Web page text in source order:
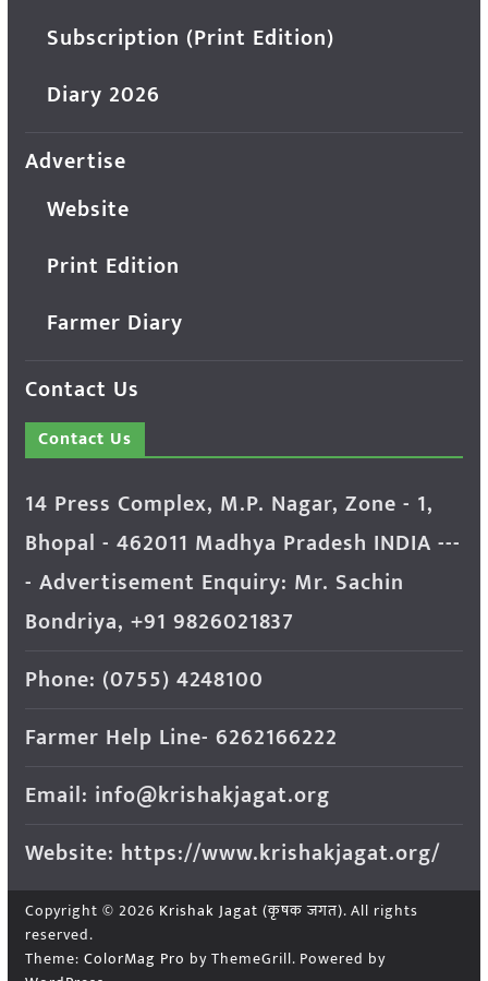
Subscription (Print Edition)
Diary 2026
Advertise
Website
Print Edition
Farmer Diary
Contact Us
Contact Us
14 Press Complex, M.P. Nagar, Zone - 1,
Bhopal - 462011 Madhya Pradesh INDIA ---
- Advertisement Enquiry: Mr. Sachin
Bondriya, +91 9826021837
Phone: (0755) 4248100
Farmer Help Line- 6262166222
Email: info@krishakjagat.org
Website: https://www.krishakjagat.org/
Copyright © 2026 Krishak Jagat (कृषक जगत). All rights
reserved.
Theme: ColorMag Pro by ThemeGrill. Powered by